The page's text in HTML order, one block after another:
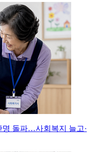
명 돌파…사회복지 늘고·